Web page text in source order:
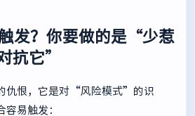
发？你要做的是“少惹
抗它”
仇恨，它是对“风险模式”的识
容易触发：